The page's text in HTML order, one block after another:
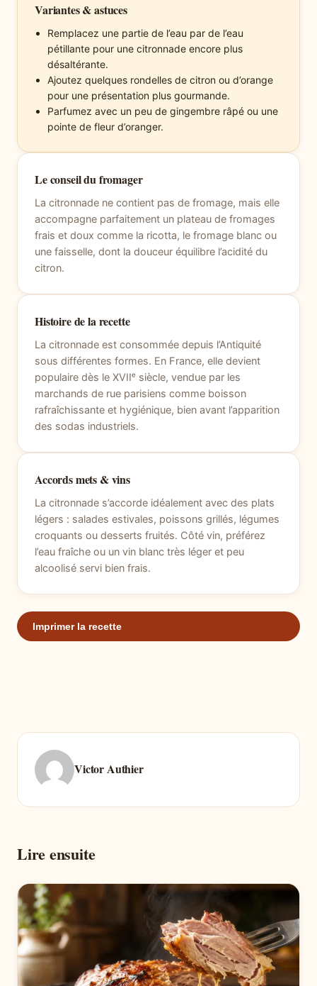
Variantes & astuces
Remplacez une partie de l’eau par de l’eau
pétillante pour une citronnade encore plus
désaltérante.
Ajoutez quelques rondelles de citron ou d’orange
pour une présentation plus gourmande.
Parfumez avec un peu de gingembre râpé ou une
pointe de fleur d’oranger.
Le conseil du fromager
La citronnade ne contient pas de fromage, mais elle
accompagne parfaitement un plateau de fromages
frais et doux comme la ricotta, le fromage blanc ou
une faisselle, dont la douceur équilibre l’acidité du
citron.
Histoire de la recette
La citronnade est consommée depuis l’Antiquité
sous différentes formes. En France, elle devient
populaire dès le XVIIᵉ siècle, vendue par les
marchands de rue parisiens comme boisson
rafraîchissante et hygiénique, bien avant l’apparition
des sodas industriels.
Accords mets & vins
La citronnade s’accorde idéalement avec des plats
légers : salades estivales, poissons grillés, légumes
croquants ou desserts fruités. Côté vin, préférez
l’eau fraîche ou un vin blanc très léger et peu
alcoolisé servi bien frais.
Imprimer la recette
Victor Authier
Lire ensuite